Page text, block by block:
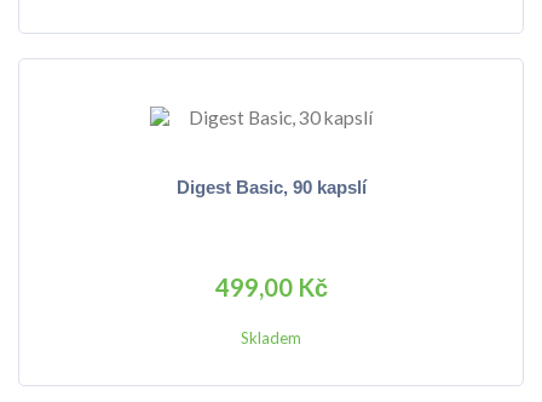
Digest Basic, 90 kapslí
499,00 Kč
Skladem